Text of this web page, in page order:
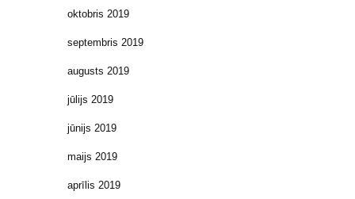
oktobris 2019
septembris 2019
augusts 2019
jūlijs 2019
jūnijs 2019
maijs 2019
aprīlis 2019